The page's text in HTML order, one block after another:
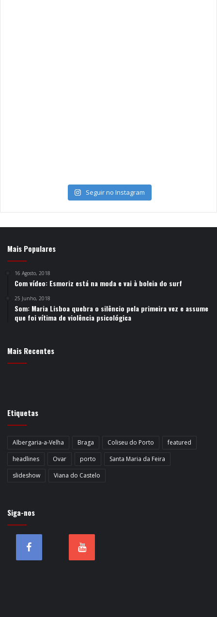
Seguir no Instagram
Mais Populares
16 Agosto, 2018
Com vídeo: Esmoriz está na moda e vai à boleia do surf
25 Junho, 2018
Som: Maria Lisboa quebra o silêncio pela primeira vez e assume
que foi vítima de violência psicológica
Mais Recentes
Etiquetas
Albergaria-a-Velha Braga Coliseu do Porto
featured
headlines
Ovar porto
Santa Maria da Feira
slideshow
Viana do Castelo
Siga-nos